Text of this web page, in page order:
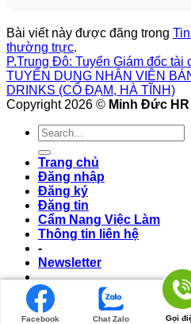
Bài viết này được đăng trong
thường trực.
P.Trung Đô: Tuyển Giám đốc
TUYỂN DỤNG NHÂN VIÊN
DRINKS (CỔ ĐẠM, HÀ TĨNH)
Copyright 2026 © Minh Đức HR
Trang chủ
Đăng nhập
Đăng ký
Đăng tin
Cẩm Nang Việc Làm
Thông tin liên hệ
-
Newsletter
Login/Logout
Facebook Chat Zalo Gọi